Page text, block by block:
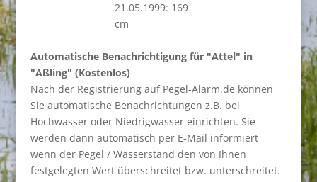
21.05.1999: 169
cm
Automatische Benachrichtigung für "Attel" in
"Aßling" (Kostenlos)
Nach der Registrierung auf Pegel-Alarm.de können
Sie automatische Benachrichtungen z.B. bei
Hochwasser oder Niedrigwasser einrichten. Sie
werden dann automatisch per E-Mail informiert
wenn der Pegel / Wasserstand den von Ihnen
festgelegten Wert überschreitet bzw. unterschreitet.